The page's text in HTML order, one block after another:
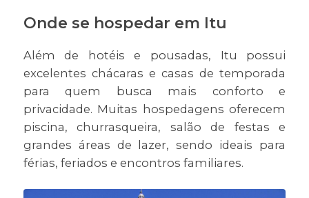
Onde se hospedar em Itu
Além de hotéis e pousadas, Itu possui
excelentes chácaras e casas de temporada
para quem busca mais conforto e
privacidade. Muitas hospedagens oferecem
piscina, churrasqueira, salão de festas e
grandes áreas de lazer, sendo ideais para
férias, feriados e encontros familiares.